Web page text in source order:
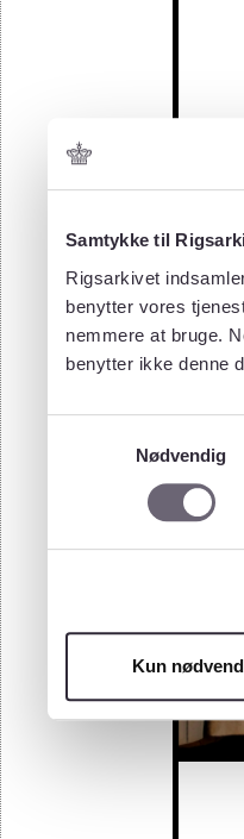
Samtykke til
Rigsarkivet
benytter vores
nemmere at bruge.
benytter ikke denne
Nødvendig
Kun